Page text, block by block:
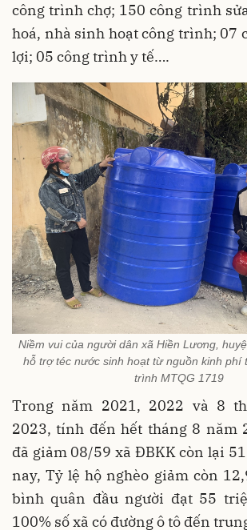
công trình chợ; 150 công trình
hoá, nhà sinh hoạt công trình; 07
lợi; 05 công trình y tế….
Niềm vui của người dân xã Hiền Lương,
hỗ trợ téc nước sinh hoạt từ nguồn kinh phí
trình MTQG 1719
Trong năm 2021, 2022 và 8
2023, tính đến hết tháng 8 năm
đã giảm 08/59 xã ĐBKK còn lại
nay, Tỷ lệ hộ nghèo giảm còn
bình quân đầu người đạt 55
100% số xã có đường ô tô đến